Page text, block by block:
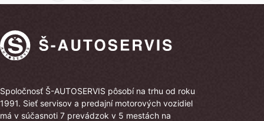
Spoločnosť Š-AUTOSERVIS pôsobí na trhu od roku
1991. Sieť servisov a predajní motorových vozidiel
má v súčasnoti 7 prevádzok v 5 mestách na